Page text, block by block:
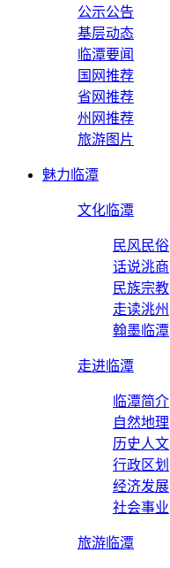
公示公告
基层动态
临潭要闻
国网推荐
省网推荐
州网推荐
旅游图片
魅力临潭
文化临潭
民风民俗
话说洮商
民族宗教
走读洮州
翰墨临潭
走进临潭
临潭简介
自然地理
历史人文
行政区划
经济发展
社会事业
旅游临潭